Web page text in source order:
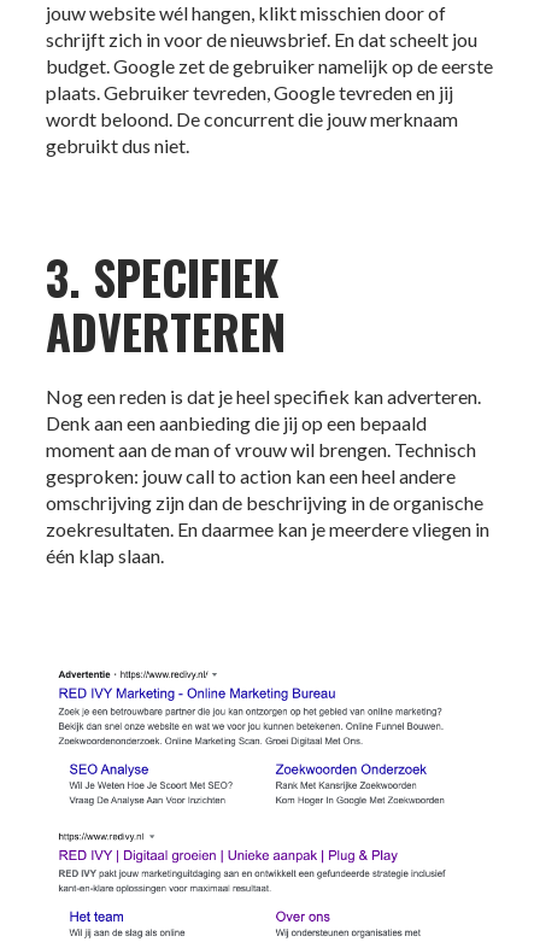
jouw websitewélhangen, klikt misschien door of
schrijft zich in voor de nieuwsbrief. En dat scheelt jou
budget. Google zet de gebruiker namelijk op de eerste
plaats. Gebruiker tevreden, Google tevreden en jij
wordt beloond. De concurrent die jouw merknaam
gebruikt dus niet.
3. SPECIFIEK
ADVERTEREN
Nog een reden is dat je heel specifiek kan adverteren.
Denk aan een aanbieding die jij op een bepaald
moment aan de man of vrouw wil brengen. Technisch
gesproken: jouw call to action kan een heel andere
omschrijving zijn dan de beschrijving in de organische
zoekresultaten. En daarmee kan je meerdere vliegen in
éénklap slaan.